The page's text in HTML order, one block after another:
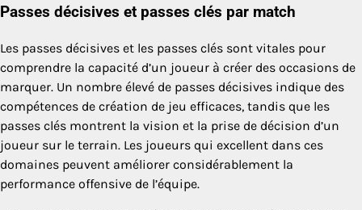
Passes décisives et passes clés par match
Les passes décisives et les passes clés sont vitales pour
comprendre la capacité d’un joueur à créer des occasions de
marquer. Un nombre élevé de passes décisives indique des
compétences de création de jeu efficaces, tandis que les
passes clés montrent la vision et la prise de décision d’un
joueur sur le terrain. Les joueurs qui excellent dans ces
domaines peuvent améliorer considérablement la
performance offensive de l’équipe.